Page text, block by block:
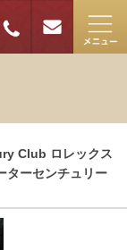
Club ロレックス
ターセンチュリー